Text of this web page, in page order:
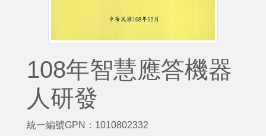
108年智慧應答機器
人研發
統一編號GPN：1010802332